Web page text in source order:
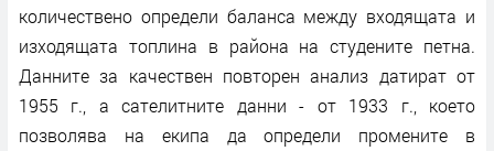
количествено определи баланса между входящата и
изходящата топлина в района на студените петна.
Данните за качествен повторен анализ датират от
1955 г., а сателитните данни - от 1933 г., което
позволява на екипа да определи промените в